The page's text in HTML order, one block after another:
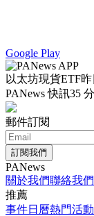
Google Play
以太坊現貨ETF
PANews 快訊35
郵件訂閱
訂閱我們
PANews
關於我們聯絡我們
推薦
事件日曆熱門活動